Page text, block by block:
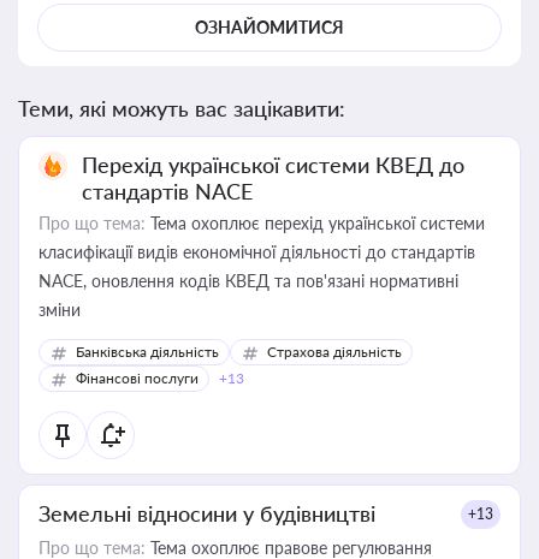
ОЗНАЙОМИТИСЯ
Теми, які можуть вас зацікавити:
Перехід української системи КВЕД до
стандартів NACE
Про що тема: Тема охоплює перехід української системи
класифікації видів економічної діяльності до стандартів
NACE, оновлення кодів КВЕД та пов'язані нормативні
зміни
Банківська діяльність
Страхова діяльність
Фінансові послуги
+13
Земельні відносини у будівництві +13
Про що тема: Тема охоплює правове регулювання